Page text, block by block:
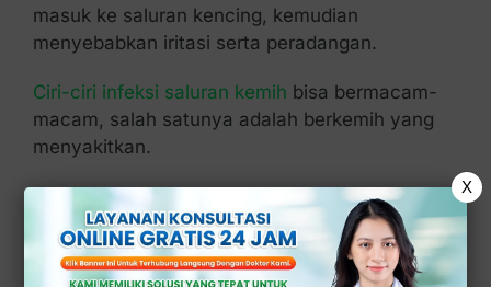
masuk ke saluran kencing, kemudian
menyebabkan iritasi serta peradangan.
Ciri-ciri infeksi saluran kemih bisa bermacam-
macam, salah satunya adalah berkemih yang
menyakitkan.
Ketahuilah bahwa saat mengalami infeksi ini,
tubuh sedang berusaha untuk melawan infeksi.
Itu sebabnya, beristirahat dan memberikan
X